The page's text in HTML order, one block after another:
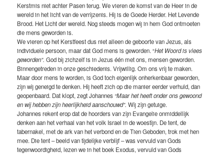
Kerstmis niet achter Pasen terug. We vieren de komst van de Heer in de
wereld in het licht van de verrijzenis. Hij is de Goede Herder. Het Levende
Brood. Het Licht der wereld. Nog steeds mogen wij in hem God ontmoeten
die mens geworden is.
We vieren op het Kerstfeest dus niet alleen de geboorte van Jezus, als
individuele persoon, maar dat God mens is geworden. “Het Woord is vlees
geworden”. God bij zichzelf is in Jezus één met ons, mensen geworden.
Binnengetreden in onze geschiedenis. Vrijwillig. Om ons vrij te maken.
Maar door mens te worden, is God toch eigenlijk onherkenbaar geworden,
zijn wij geneigd te denken. Hij heeft zich op die manier eerder verhuld, dan
geopenbaard. Dat klopt, zegt Johannes “Maar het heeft onder ons gewoond
en wij hebben zijn heerlijkheid aanschouwd”.Wij zijn getuige.
Johannes rekent erop dat de hoorders van zijn Evangelie onmiddellijk
denken aan het verhaal van het volk Israel in de woestijn. De tent, de
tabernakel, met de ark van het verbond en de Tien Geboden, trok met hen
mee. Die tent – beeld van tijdelijke verblijf – was vervuld van Gods
tegenwoordigheid, lezen we in het boek Exodus, vervuld van Gods